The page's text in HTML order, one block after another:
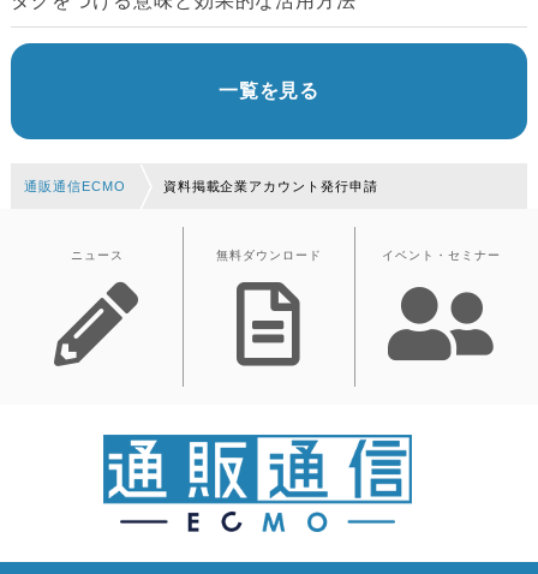
一覧を見る
通販通信ECMO 資料掲載企業アカウント発行申請
ニュース 無料ダウンロード イベント・セミナー